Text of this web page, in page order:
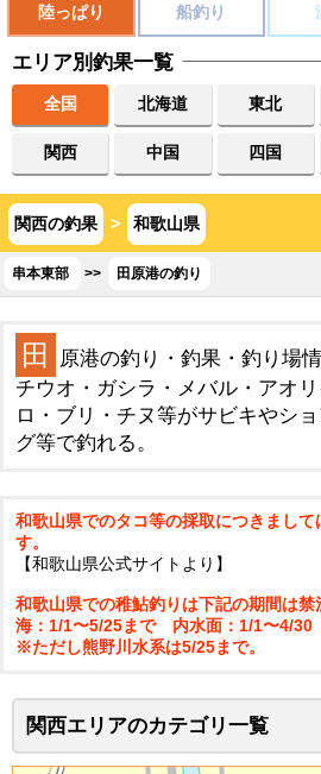
陸っぱり 船釣り
エリア別釣果一覧
全国 北海道 東北
関西 中国 四国
関西の釣果 > 和歌山県
串本東部 >> 田原港の釣り
田
原港の釣り・釣果・釣り場
チウオ・ガシラ・メバル・アオ
ロ・ブリ・チヌ等がサビキやシ
グ等で釣れる。
和歌山県でのタコ等の採取につきまして
す。
【和歌山県公式サイトより】
和歌山県での稚鮎釣りは下記の期間は禁
海：1/1〜5/25まで 内水面：1/1〜4/30
※ただし熊野川水系は5/25まで。
関西エリアのカテゴリ一覧